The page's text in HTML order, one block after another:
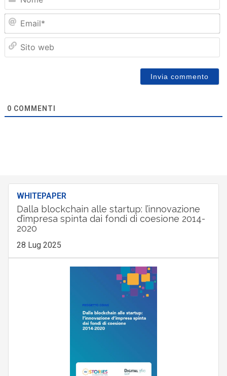
0 COMMENTI
WHITEPAPER
Dalla blockchain alle startup: l’innovazione
d’impresa spinta dai fondi di coesione 2014-
2020
28 Lug 2025